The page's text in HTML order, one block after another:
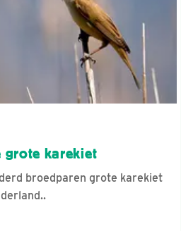
grote karekiet
broedparen grote karekiet